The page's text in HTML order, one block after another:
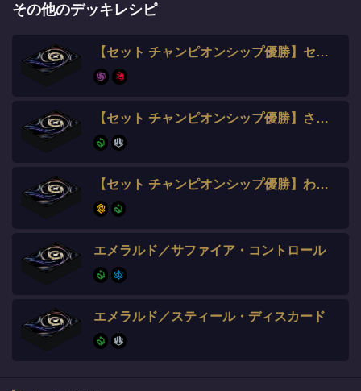
その他のデッキレシピ
【セット チャンピオンシップ優勝】セイ選手
【セット チャンピオンシップ優勝】さいか選手
【セット チャンピオンシップ優勝】わいけー選手
エメラルド／サファイア・コントロール
エメラルド／スティール・ディスカード